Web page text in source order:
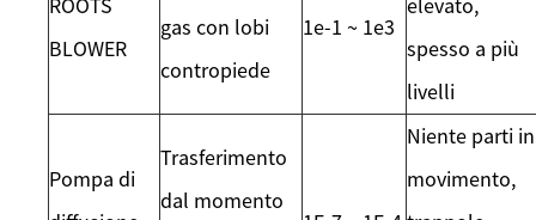
BLOWER
gas con lobi
contropiede
1e-1 ~ 1e3
spesso a più
livelli
Pompa di
Trasferimento
dal momento
Niente parti in
movimento,